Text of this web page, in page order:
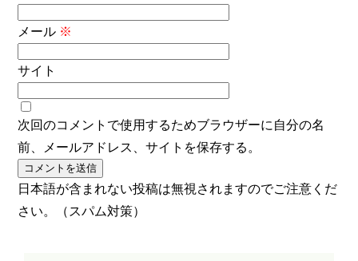
メール ※
サイト
次回のコメントで使用するためブラウザーに自分の名
前、メールアドレス、サイトを保存する。
日本語が含まれない投稿は無視されますのでご注意くだ
さい。（スパム対策）